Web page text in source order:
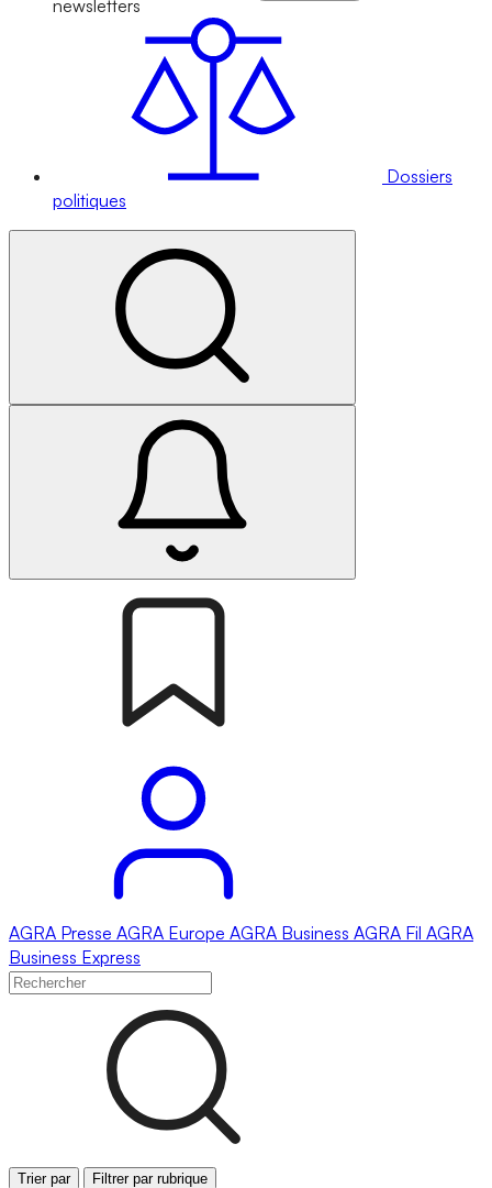
newsletters
Dossiers
politiques
AGRA Presse AGRA Europe AGRA Business AGRA Fil AGRA
Business Express
Trier par Filtrer par rubrique